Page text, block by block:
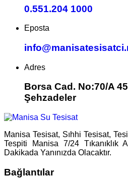
0.551.204 1000
Eposta
Adres
Borsa Cad. No:70/A
Şehzadeler
Manisa Tesisat, Sıhhi Tesisat,
Tespiti Manisa 7/24 Tıkanıklık
Dakikada Yanınızda Olacaktır.
Bağlantılar